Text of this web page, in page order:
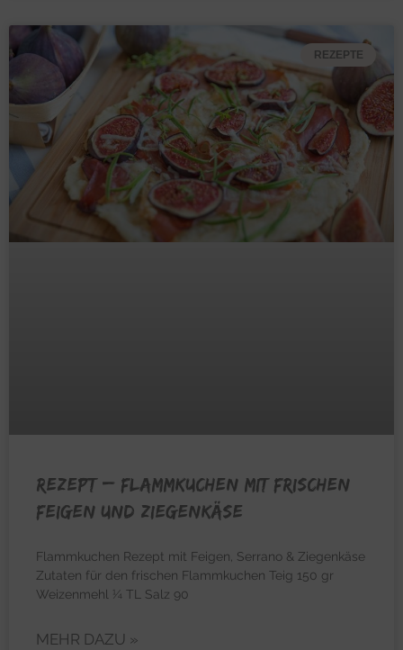
REZEPTE
REZEPT – Flammkuchen mit frischen
Feigen und Ziegenkäse
Flammkuchen Rezept mit Feigen, Serrano & Ziegenkäse
Zutaten für den frischen Flammkuchen Teig 150 gr
Weizenmehl ¼ TL Salz 90
MEHR DAZU »